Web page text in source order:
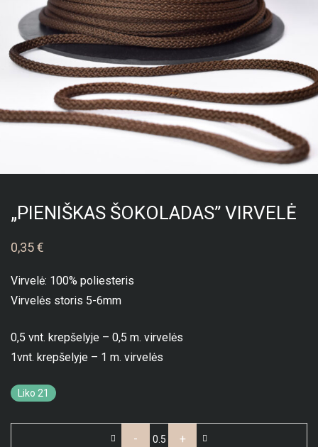
„PIENIŠKAS ŠOKOLADAS” VIRVELĖ
0,35€
Virvelė: 100% poliesteris
Virvelės storis 5-6mm
0,5 vnt. krepšelyje – 0,5 m. virvelės
1vnt. krepšelyje – 1 m. virvelės
Liko 21
- +